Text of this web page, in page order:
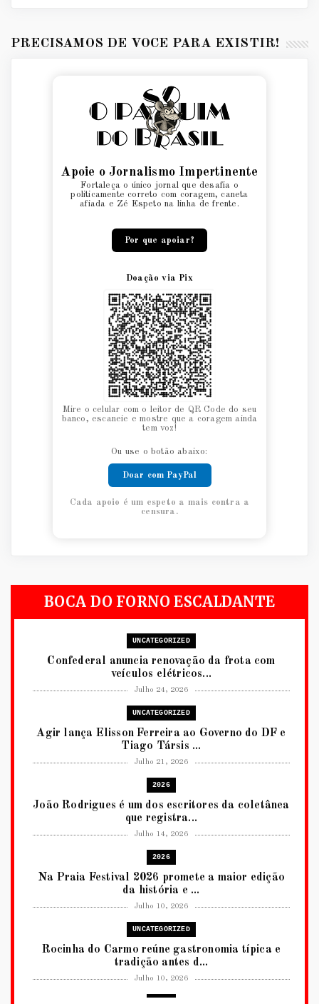
PRECISAMOS DE VOCÊ PARA EXISTIR!
Apoie o Jornalismo Impertinente
Fortaleça o único jornal que desafia o
politicamente correto com coragem, caneta
afiada e Zé Espeto na linha de frente.
Por que apoiar?
Doação via Pix
Mire o celular com o leitor de QR Code do seu
banco, escaneie e mostre que a coragem ainda
tem voz!
Ou use o botão abaixo:
Doar com PayPal
Cada apoio é um espeto a mais contra a
censura.
BOCA DO FORNO ESCALDANTE
UNCATEGORIZED
Confederal anuncia renovação da frota com
veículos elétricos...
Julho 24, 2026
UNCATEGORIZED
Agir lança Elisson Ferreira ao Governo do DF e
Tiago Társis ...
Julho 21, 2026
2026
João Rodrigues é um dos escritores da coletânea
que registra...
Julho 14, 2026
2026
Na Praia Festival 2026 promete a maior edição
da história e ...
Julho 10, 2026
UNCATEGORIZED
Rocinha do Carmo reúne gastronomia típica e
tradição antes d...
Julho 10, 2026